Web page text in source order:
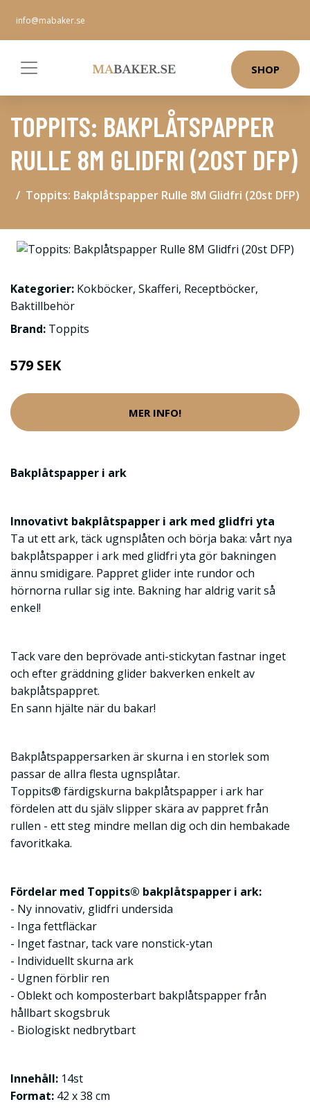
info@mabaker.se
SHOP
TOPPITS: BAKPLÅTSPAPPER
RULLE 8M GLIDFRI (20ST DFP)
Toppits: Bakplåtspapper Rulle 8M Glidfri (20st DFP)
Kategorier: Kokböcker, Skafferi, Receptböcker,
Baktillbehör
Brand: Toppits
579 SEK
MER INFO!
Bakplåtspapper i ark
Innovativt bakplåtspapper i ark med glidfri yta
Ta ut ett ark, täck ugnsplåten och börja baka: vårt nya
bakplåtspapper i ark med glidfri yta gör bakningen
ännu smidigare. Pappret glider inte rundor och
hörnorna rullar sig inte. Bakning har aldrig varit så
enkel!
Tack vare den beprövade anti-stickytan fastnar inget
och efter gräddning glider bakverken enkelt av
bakplåtspappret.
En sann hjälte när du bakar!
Bakplåtspappersarken är skurna i en storlek som
passar de allra flesta ugnsplåtar.
Toppits® färdigskurna bakplåtspapper i ark har
fördelen att du själv slipper skära av pappret från
rullen - ett steg mindre mellan dig och din hembakade
favoritkaka.
Fördelar med Toppits® bakplåtspapper i ark:
- Ny innovativ, glidfri undersida
- Inga fettfläckar
- Inget fastnar, tack vare nonstick-ytan
- Individuellt skurna ark
- Ugnen förblir ren
- Oblekt och komposterbart bakplåtspapper från
hållbart skogsbruk
- Biologiskt nedbrytbart
Innehåll: 14st
Format: 42 x 38 cm